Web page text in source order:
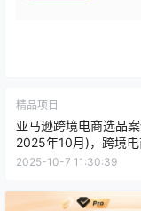
精品项目
亚马逊跨境电商选品
2025年10月)，跨境电
选品
2025-10-7 11:30:39